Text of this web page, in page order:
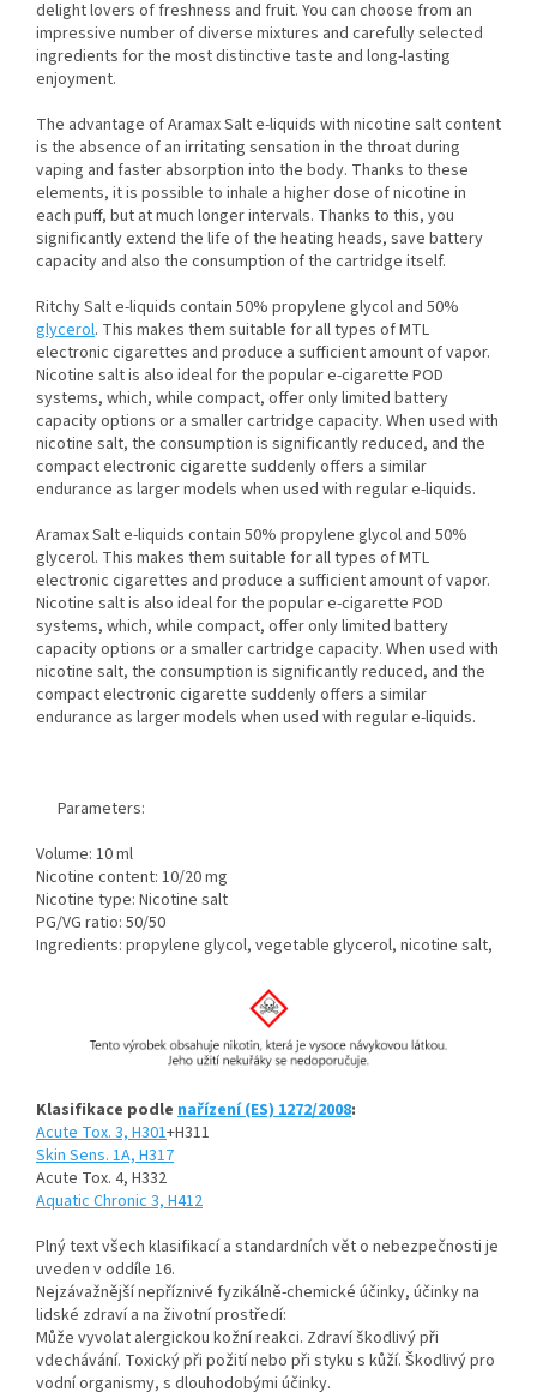
delight lovers of freshness and fruit. You can choose from an
impressive number of diverse mixtures and carefully selected
ingredients for the most distinctive taste and long-lasting
enjoyment.
The advantage of Aramax Salt e-liquids with nicotine salt content
is the absence of an irritating sensation in the throat during
vaping and faster absorption into the body. Thanks to these
elements, it is possible to inhale a higher dose of nicotine in
each puff, but at much longer intervals. Thanks to this, you
significantly extend the life of the heating heads, save battery
capacity and also the consumption of the cartridge itself.
Ritchy Salt e-liquids contain 50% propylene glycol and 50%
glycerol. This makes them suitable for all types of MTL
electronic cigarettes and produce a sufficient amount of vapor.
Nicotine salt is also ideal for the popular e-cigarette POD
systems, which, while compact, offer only limited battery
capacity options or a smaller cartridge capacity. When used with
nicotine salt, the consumption is significantly reduced, and the
compact electronic cigarette suddenly offers a similar
endurance as larger models when used with regular e-liquids.
Aramax Salt e-liquids contain 50% propylene glycol and 50%
glycerol. This makes them suitable for all types of MTL
electronic cigarettes and produce a sufficient amount of vapor.
Nicotine salt is also ideal for the popular e-cigarette POD
systems, which, while compact, offer only limited battery
capacity options or a smaller cartridge capacity. When used with
nicotine salt, the consumption is significantly reduced, and the
compact electronic cigarette suddenly offers a similar
endurance as larger models when used with regular e-liquids.
Parameters:
Volume: 10 ml
Nicotine content: 10/20 mg
Nicotine type: Nicotine salt
PG/VG ratio: 50/50
Ingredients: propylene glycol, vegetable glycerol, nicotine salt,
Klasifikace podle nařízení (ES) 1272/2008:
Acute Tox. 3, H301+H311
Skin Sens. 1A, H317
Acute Tox. 4, H332
Aquatic Chronic 3, H412
Plný text všech klasifikací a standardních vět o nebezpečnosti je
uveden v oddíle 16.
Nejzávažnější nepříznivé fyzikálně-chemické účinky, účinky na
lidské zdraví a na životní prostředí:
Může vyvolat alergickou kožní reakci. Zdraví škodlivý při
vdechávání. Toxický při požití nebo při styku s kůží. Škodlivý pro
vodní organismy, s dlouhodobými účinky.